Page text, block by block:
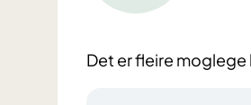
Det er fleire